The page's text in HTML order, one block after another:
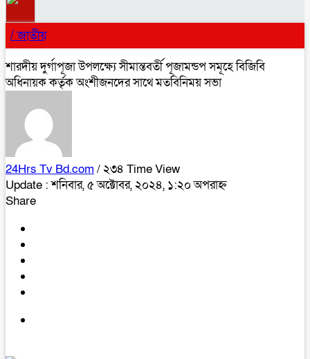
/জাতীয়
শারদীয় দুর্গাপূজা উপলক্ষ্যে সীমান্তবর্তী পূজামন্ডপ সমূহে বিজিবি
অধিনায়ক কর্তৃক অংশীজনদের সাথে মতবিনিময় সভা
24Hrs Tv Bd.com / ২৩৪ Time View
Update : শনিবার, ৫ অক্টোবর, ২০২৪, ১:২০ অপরাহ্ন
Share